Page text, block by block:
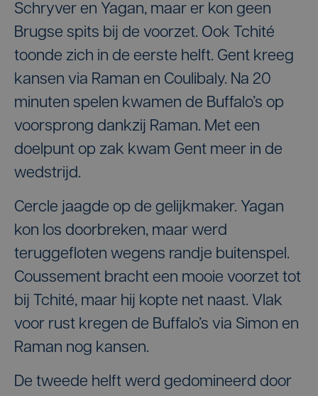
Schryver en Yagan, maar er kon geen
Brugse spits bij de voorzet. Ook Tchité
toonde zich in de eerste helft. Gent kreeg
kansen via Raman en Coulibaly. Na 20
minuten spelen kwamen de Buffalo’s op
voorsprong dankzij Raman. Met een
doelpunt op zak kwam Gent meer in de
wedstrijd.
Cercle jaagde op de gelijkmaker. Yagan
kon los doorbreken, maar werd
teruggefloten wegens randje buitenspel.
Coussement bracht een mooie voorzet tot
bij Tchité, maar hij kopte net naast. Vlak
voor rust kregen de Buffalo’s via Simon en
Raman nog kansen.
De tweede helft werd gedomineerd door